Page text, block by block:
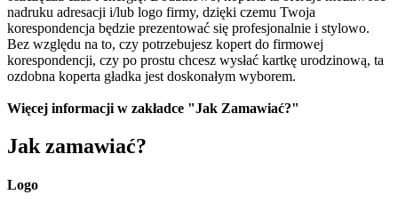
nadruku adresacji i/lub logo firmy, dzięki czemu Twoja
korespondencja będzie prezentować się profesjonalnie i stylowo.
Bez względu na to, czy potrzebujesz kopert do firmowej
korespondencji, czy po prostu chcesz wysłać kartkę urodzinową, ta
ozdobna koperta gładka jest doskonałym wyborem.
Więcej informacji w zakładce "Jak Zamawiać?"
Jak zamawiać?
Logo